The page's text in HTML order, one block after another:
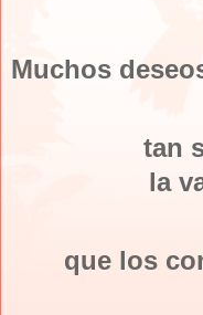
Muchos
tan
la
que los